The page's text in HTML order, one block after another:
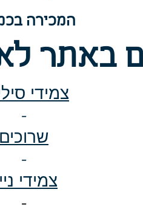
המכירה
באתר
צמידי
-
שרוכים
-
צמידי
-